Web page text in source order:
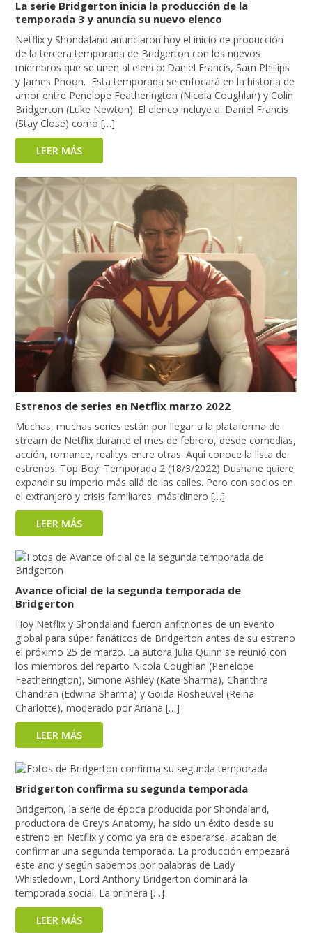
La serie Bridgerton inicia la producción de la
temporada 3 y anuncia su nuevo elenco
Netflix y Shondaland anunciaron hoy el inicio de producción
de la tercera temporada de Bridgerton con los nuevos
miembros que se unen al elenco: Daniel Francis, Sam Phillips
y James Phoon. Esta temporada se enfocará en la historia de
amor entre Penelope Featherington (Nicola Coughlan) y Colin
Bridgerton (Luke Newton). El elenco incluye a: Daniel Francis
(Stay Close) como […]
LEER MÁS
Estrenos de series en Netflix marzo 2022
Muchas, muchas series están por llegar a la plataforma de
stream de Netflix durante el mes de febrero, desde comedias,
acción, romance, realitys entre otras. Aquí conoce la lista de
estrenos. Top Boy: Temporada 2 (18/3/2022) Dushane quiere
expandir su imperio más allá de las calles. Pero con socios en
el extranjero y crisis familiares, más dinero […]
LEER MÁS
Avance oficial de la segunda temporada de
Bridgerton
Hoy Netflix y Shondaland fueron anfitriones de un evento
global para súper fanáticos de Bridgerton antes de su estreno
el próximo 25 de marzo. La autora Julia Quinn se reunió con
los miembros del reparto Nicola Coughlan (Penelope
Featherington), Simone Ashley (Kate Sharma), Charithra
Chandran (Edwina Sharma) y Golda Rosheuvel (Reina
Charlotte), moderado por Ariana […]
LEER MÁS
Bridgerton confirma su segunda temporada
Bridgerton, la serie de época producida por Shondaland,
productora de Grey’s Anatomy, ha sido un éxito desde su
estreno en Netflix y como ya era de esperarse, acaban de
confirmar una segunda temporada. La producción empezará
este año y según sabemos por palabras de Lady
Whistledown, Lord Anthony Bridgerton dominará la
temporada social. La primera […]
LEER MÁS